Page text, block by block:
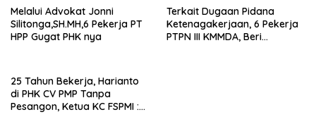
Melalui Advokat Jonni
Silitonga,SH.MH,6 Pekerja PT
HPP Gugat PHK nya
Terkait Dugaan Pidana
Ketenagakerjaan, 6 Pekerja
PTPN III KMMDA, Beri
25 Tahun Bekerja, Harianto
di PHK CV PMP Tanpa
Pesangon, Ketua KC FSPMI :